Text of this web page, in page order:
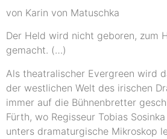
von Karin von Matuschka
Der Held wird nicht geboren, zum
gemacht. (…)
Als theatralischer Evergreen wird
der westlichen Welt des irischen
immer auf die Bühnenbretter
Fürth, wo Regisseur Tobias
unters dramaturgische Mikroskop